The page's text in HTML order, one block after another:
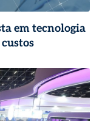
em tecnologia